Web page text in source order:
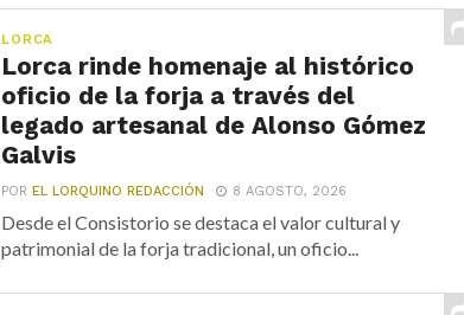
LORCA
Lorca rinde homenaje al histórico
oficio de la forja a través del
legado artesanal de Alonso Gómez
Galvis
POR EL LORQUINO REDACCIÓN 8 AGOSTO, 2026
Desde el Consistorio se destaca el valor cultural y
patrimonial de la forja tradicional, un oficio...